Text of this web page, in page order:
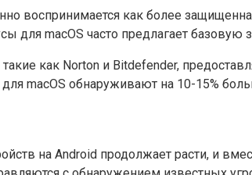
воспринимается как более
для macOS часто предлагает
как Norton и Bitdefender,
macOS обнаруживают на 10-15%
на Android продолжает расти, и